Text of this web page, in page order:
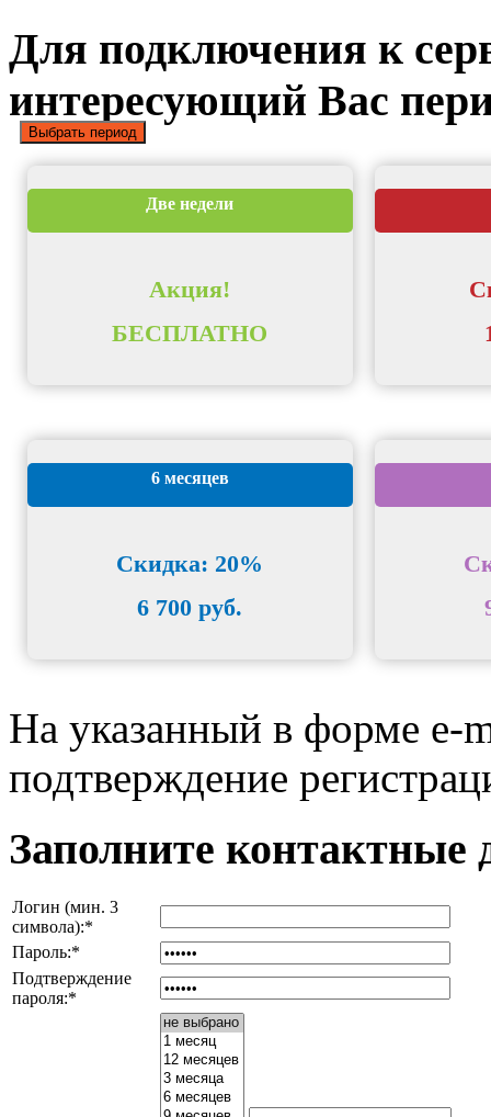
Для подключения к
интересующий Вас
Две недели
Акция!
БЕСПЛАТНО
Выбрать период
Выбрать период
Выбрать период
6 месяцев
Скидка: 20%
6 700 руб.
Выбрать период
Выбрать период
Выбрать период
На указанный в форме e-
подтверждение
Заполните контактные
Логин (мин. 3
символа):*
Пароль:*
Подтверждение
пароля:*